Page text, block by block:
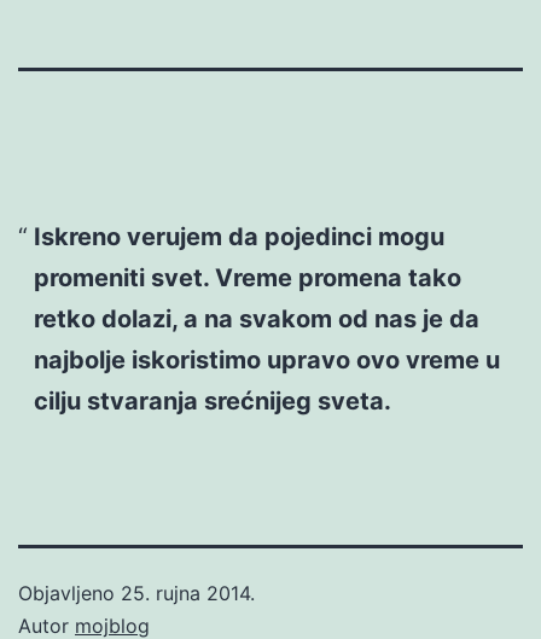
Iskreno verujem da pojedinci mogu
promeniti svet. Vreme promena tako
retko dolazi, a na svakom od nas je da
najbolje iskoristimo upravo ovo vreme u
cilju stvaranja srećnijeg sveta.
Objavljeno 25. rujna 2014.
Autor mojblog